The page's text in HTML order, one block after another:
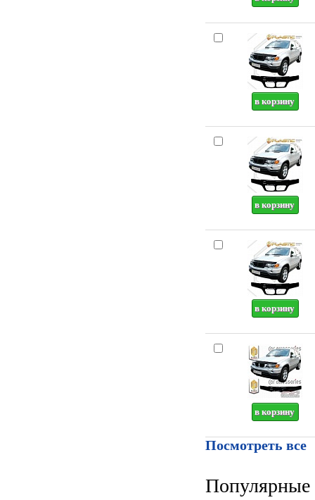
Посмотреть все
Популярные